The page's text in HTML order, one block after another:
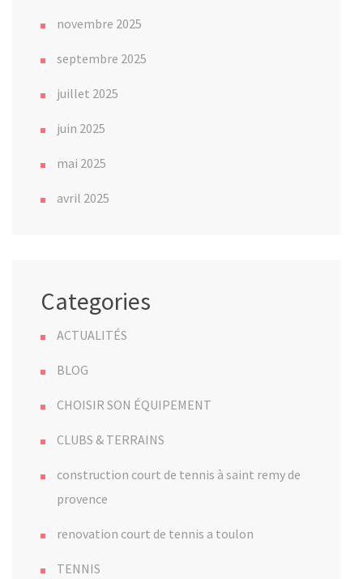
novembre 2025
septembre 2025
juillet 2025
juin 2025
mai 2025
avril 2025
Categories
ACTUALITÉS
BLOG
CHOISIR SON ÉQUIPEMENT
CLUBS & TERRAINS
construction court de tennis à saint remy de
provence
renovation court de tennis a toulon
TENNIS